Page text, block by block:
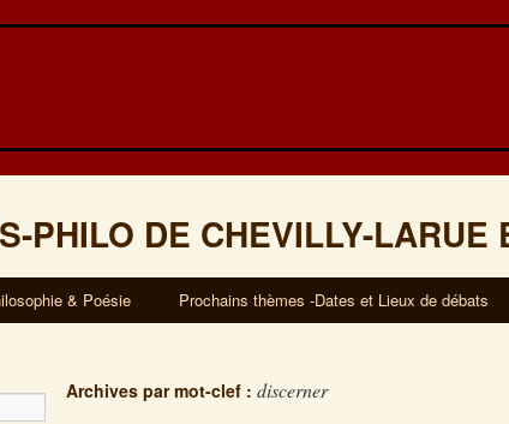
PHILO DE CHEVILLY-LARUE
& Poésie Prochains thèmes -Dates et Lieux de débats
Archives par mot-clef : discerner